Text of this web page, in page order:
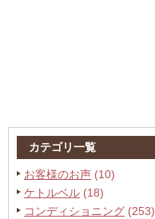
カテゴリ一覧
お客様のお声 (10)
ケトルベル (18)
コンディショニング (253)